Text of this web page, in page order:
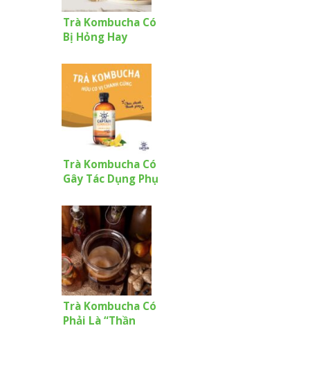
Trà Kombucha Có
Bị Hỏng Hay
Trà Kombucha Có
Gây Tác Dụng Phụ
Hay Không?
Trà Kombucha Có
Phải Là “Thần